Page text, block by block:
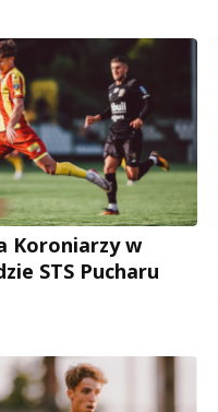
Koroniarzy w
STS Pucharu